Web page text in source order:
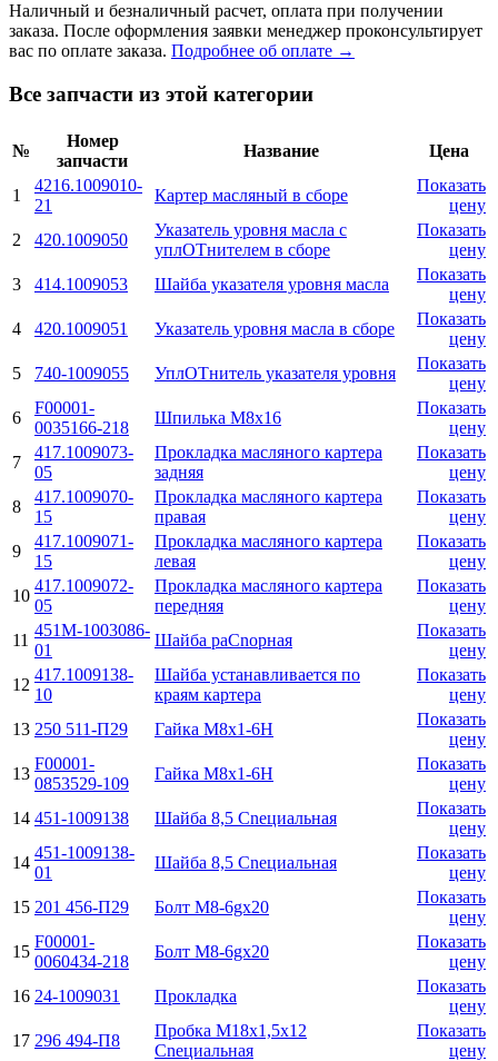
Наличный и безналичный расчет, оплата при получении
заказа. После оформления заявки менеджер проконсультирует
вас по оплате заказа. Подробнее об оплате →
Все запчасти из этой категории
№
Номер
запчасти
Название Цена
1
4216.1009010-
21
Картер масляный в сборе
Показать
цену
2
420.1009050
Указатель уровня масла с
уплОТнителем в сборе
Показать
цену
3
414.1009053 Шайба указателя уровня масла
Показать
цену
4
420.1009051 Указатель уровня масла в сборе
Показать
цену
5
740-1009055 УплОТнитель указателя уровня
Показать
цену
6
F00001-
0035166-218
Шпилька М8х16
Показать
цену
7
417.1009073-
05
Прокладка масляного картера
задняя
Показать
цену
8
417.1009070-
15
Прокладка масляного картера
правая
Показать
цену
9
417.1009071-
15
Прокладка масляного картера
левая
Показать
цену
10
417.1009072-
05
Прокладка масляного картера
передняя
Показать
цену
11
451М-1003086-
01
Шайба раCnорная
Показать
цену
12
417.1009138-
10
Шайба устанавливается по
краям картера
Показать
цену
13 250 511-П29 Гайка М8х1-6H
Показать
цену
13
F00001-
0853529-109
Гайка М8х1-6H
Показать
цену
14 451-1009138 Шайба 8,5 Cnециальная
Показать
цену
14
451-1009138-
01
Шайба 8,5 Cnециальная
Показать
цену
15 201 456-П29 Болт M8-6gx20
Показать
цену
15
F00001-
0060434-218
Болт M8-6gx20
Показать
цену
16 24-1009031 Прокладка
Показать
цену
17 296 494-П8
Пробка М18х1,5х12
Cnециальная
Показать
цену